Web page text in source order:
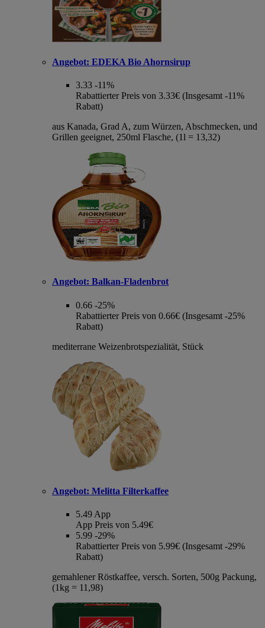
Angebot: EDEKA Bio Ahornsirup
3.33 -11%
Rabattierter Preis von 3.33€ (Insgesamt -11%
Rabatt)
aus Kanada, Grad A, zum Würzen, Abschmecken, und
Grillen geeignet, 250ml Flasche, (1l = 13,32)
Angebot: Balkan-Fladenbrot
0.66 -25%
Rabattierter Preis von 0.66€ (Insgesamt -25%
Rabatt)
mediterrane Weizenbrotspezialität, Stück
Angebot: Melitta Filterkaffee
5.49 App
App Preis von 5.49€
5.99 -29%
Rabattierter Preis von 5.99€ (Insgesamt -29%
Rabatt)
gemahlener Röstkaffee, versch. Sorten, 500g Packung,
(1kg = 11,98)